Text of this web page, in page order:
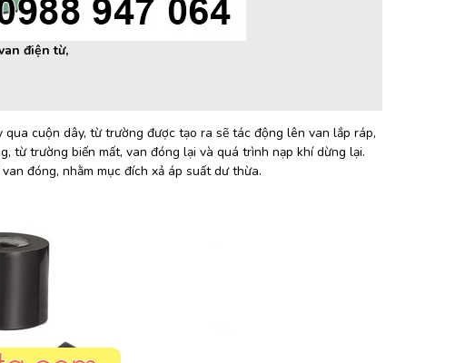
điện từ,
cuộn dây, từ trường được tạo ra sẽ tác động lên van lắp ráp,
từ trường biến mất, van đóng lại và quá trình nạp khí dừng lại.
đóng, nhằm mục đích xả áp suất dư thừa.